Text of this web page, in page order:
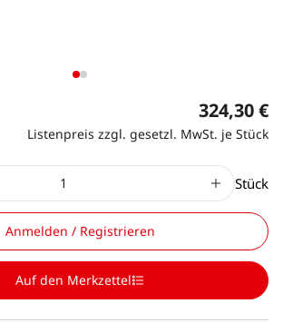
324,30 €
Listenpreis zzgl. gesetzl. MwSt. je Stück
Stück
Anmelden / Registrieren
Auf den Merkzettel